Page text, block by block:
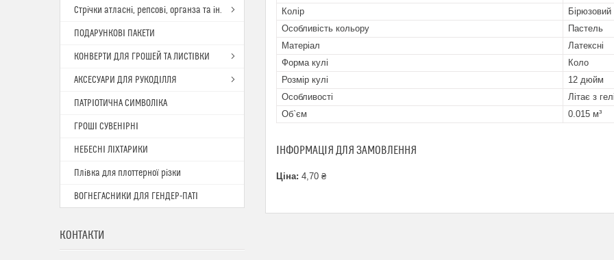
Колір
Бірюзовий
Особливість кольору
Пастель
Матеріал
Латексні
Форма кулі
Коло
Розмір кулі
12 дюйм
Особливості
Літає з
Об`єм
0.015 м³
ІНФОРМАЦІЯ ДЛЯ ЗАМОВЛЕННЯ
Ціна: 4,70 ₴
Стрічки атласні, репсові, органза та ін.
ПОДАРУНКОВІ ПАКЕТИ
КОНВЕРТИ ДЛЯ ГРОШЕЙ ТА ЛИСТІВКИ
АКСЕСУАРИ ДЛЯ РУКОДІЛЛЯ
ПАТРІОТИЧНА СИМВОЛІКА
ГРОШІ СУВЕНІРНІ
НЕБЕСНІ ЛІХТАРИКИ
Плівка для плоттерної різки
ВОГНЕГАСНИКИ ДЛЯ ГЕНДЕР-ПАТІ
КОНТАКТИ